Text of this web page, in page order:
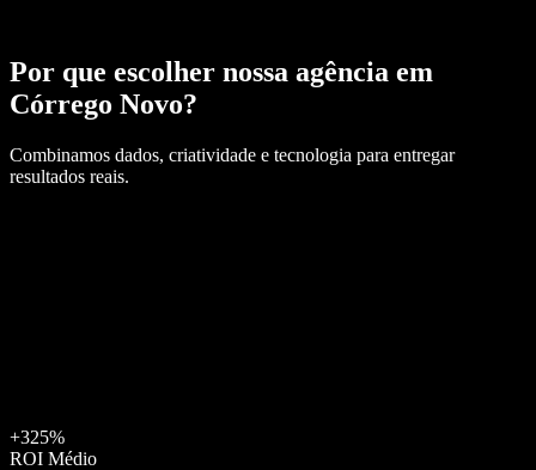
Por que escolher nossa agência em
Córrego Novo?
Combinamos dados, criatividade e tecnologia para entregar
resultados reais.
+325%
ROI Médio